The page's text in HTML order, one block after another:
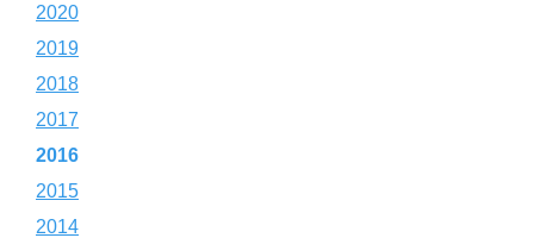
2020
2019
2018
2017
2016
2015
2014